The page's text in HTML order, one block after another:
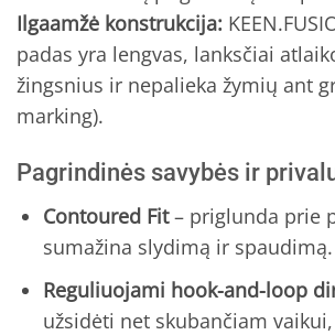
Ilgaamžė konstrukcija:
padas yra lengvas, lanksčiai
žingsnius ir nepalieka žymių ant
marking).
Pagrindinės savybės ir
Contoured Fit– priglunda prie
sumažina slydimą ir spaudimą.
Reguliuojami hook-and-loop
užsidėti net skubančiam